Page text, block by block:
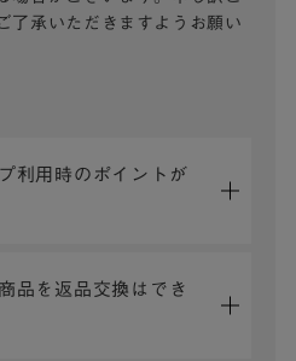
了承いただきますようお願い
利用時のポイントが
品を返品交換はでき